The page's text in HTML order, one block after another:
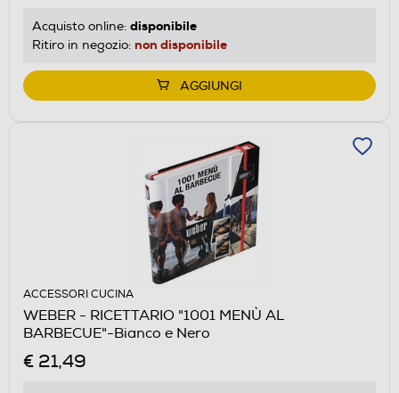
Acquisto online: disponibile
Ritiro in negozio: non disponibile
AGGIUNGI
ACCESSORI CUCINA
WEBER - RICETTARIO "1001 MENÙ AL
BARBECUE"-Bianco e Nero
€ 21,49